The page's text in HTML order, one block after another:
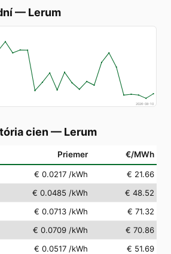
— Lerum
2026-08-10
cien — Lerum
Priemer €/MWh
€ 0.0217 /kWh
€ 21.66
€ 0.0485 /kWh
€ 48.52
€ 0.0713 /kWh
€ 71.32
€ 0.0709 /kWh
€ 70.86
€ 0.0517 /kWh
€ 51.69